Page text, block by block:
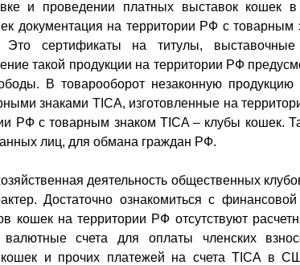
и проведении платных выставок кошек
документация на территории РФ с товарным
Это сертификаты на титулы,
такой продукции на территории РФ
В товарооборот незаконную
знаками TICA, изготовленные на
РФ с товарным знаком TICA – клубы кошек.
лиц, для обмана граждан РФ.
деятельность общественных
Достаточно ознакомиться с
кошек на территории РФ отсутствуют
валютные счета для оплаты членских
кошек и прочих платежей на счета TICA в